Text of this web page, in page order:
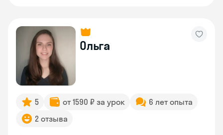
Ольга
5 от 1590 ₽ за урок
6 лет опыта
2 отзыва